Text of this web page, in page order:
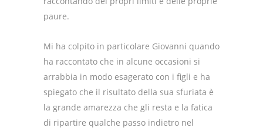
paure.
Mi ha colpito in particolare Giovanni quando
ha raccontato che in alcune occasioni si
arrabbia in modo esagerato con i figli e ha
spiegato che il risultato della sua sfuriata è
la grande amarezza che gli resta e la fatica
di ripartire qualche passo indietro nel